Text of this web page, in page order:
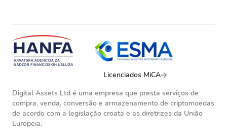
Licenciados MiCA
Digital Assets Ltd é uma empresa que presta serviços de
compra, venda, conversão e armazenamento de criptomoedas
de acordo com a legislação croata e as diretrizes da União
Europeia.